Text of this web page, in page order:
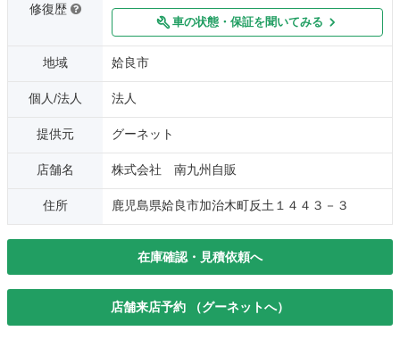
修復歴
車の状態・保証を聞いてみる
地域 姶良市
個人/法人 法人
提供元 グーネット
店舗名 株式会社 南九州自販
住所 鹿児島県姶良市加治木町反土１４４３－３
在庫確認・見積依頼へ
店舗来店予約 （グーネットへ）